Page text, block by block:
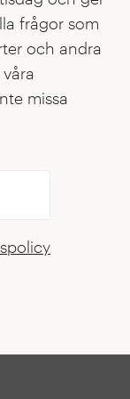
frågor som
och andra
missa